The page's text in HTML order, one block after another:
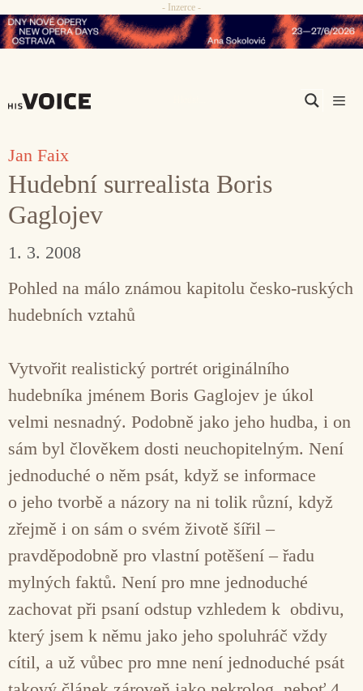
Přeskočit
na
- Inzerce -
Jan Faix
Hudební surrealista Boris
Gaglojev
1. 3. 2008
Pohled na málo známou kapitolu česko-ruských
hudebních vztahů
Vytvořit realistický portrét originálního
hudebníka jménem Boris Gaglojev je úkol
velmi nesnadný. Podobně jako jeho hudba, i on
sám byl člověkem dosti neuchopitelným. Není
jednoduché o něm psát, když se informace
o jeho tvorbě a názory na ni tolik různí, když
zřejmě i on sám o svém životě šířil –
pravděpodobně pro vlastní potěšení – řadu
mylných faktů. Není pro mne jednoduché
zachovat při psaní odstup vzhledem k obdivu,
který jsem k němu jako jeho spoluhráč vždy
cítil, a už vůbec pro mne není jednoduché psát